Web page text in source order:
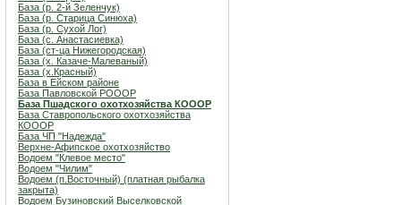
База (р. 2-й Зеленчук)
База (р. Старица Синюха)
База (р. Сухой Лог)
База (с. Анастасиевка)
База (ст-ца Нижегородская)
База (х. Казаче-Малеваный)
База (х.Красный)
База в Ейском районе
База Павловской РОООР
База Пшадского охотхозяйства КОООР
База Ставропольского охотхозяйства
КОООР
База ЧП "Надежда"
Верхне-Афипское охотхозяйство
Водоем "Клевое место"
Водоем "Чилим"
Водоем (п.Восточный) (платная рыбалка
закрыта)
Водоем Бузиновский Выселковской